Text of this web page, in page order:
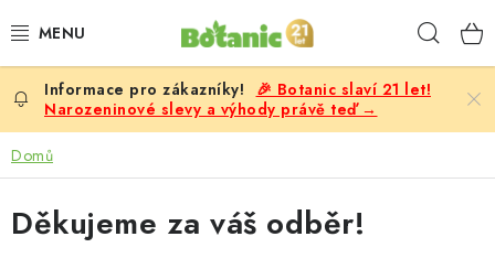
na
PREMIUM
DOPLŇKY STRAVY
CÍLE
🎉 Botanic slaví 21 let!
Narozeninové slevy a výhody právě teď →
Domů
Děkujeme za váš odběr!